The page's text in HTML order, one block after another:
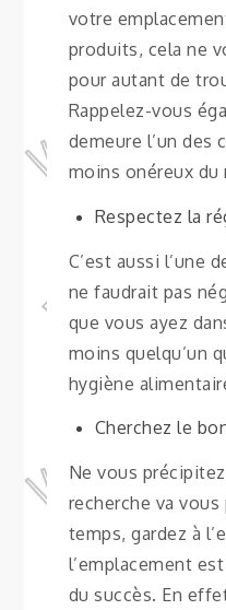
votre
produits, cela ne
pour autant de
Rappelez-vous
demeure l’un des
moins onéreux du
Respectez la
C’est aussi l’une
ne faudrait pas
que vous ayez
moins quelqu’un
hygiène
Cherchez le
Ne vous
recherche va
temps, gardez à
l’emplacement
du succès. En